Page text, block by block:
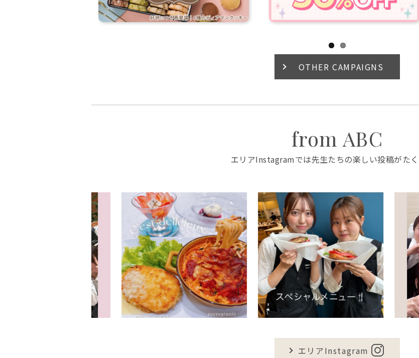
OTHER CAMPAIGNS
from ABC
エリアInstagramでは先生たちの楽しい投稿がたく
エリアInstagram